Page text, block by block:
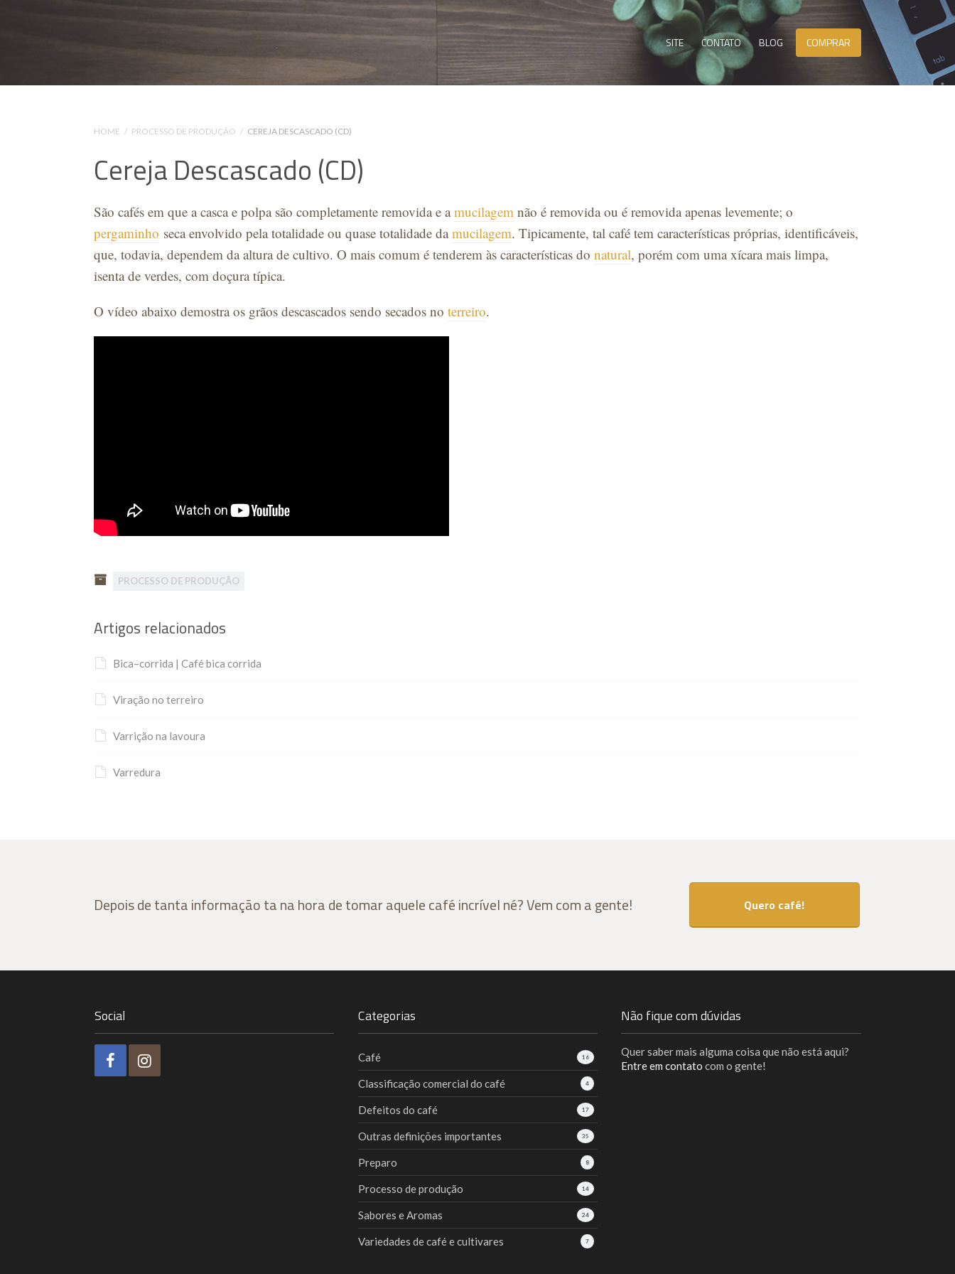
SITE CONTATO BLOG COMPRAR
HOME / PROCESSO DE PRODUÇÃO / CEREJA DESCASCADO (CD)
Cereja Descascado (CD)
São cafés em que a casca e polpa são completamente removida e amucilagem não é removida ou é removida apenas levemente; o
pergaminho seca envolvido pela totalidade ou quase totalidade damucilagem. Tipicamente, tal café tem características próprias, identificáveis,
que, todavia, dependem da altura de cultivo. O mais comum é tenderem às características do natural, porém com uma xícara mais limpa,
isenta de verdes, com doçura típica.
O vídeo abaixo demostra os grãos descascados sendo secados no terreiro.
PROCESSO DE PRODUÇÃO
Artigos relacionados
Bica–corrida | Café bica corrida
Viração no terreiro
Varrição na lavoura
Varredura
Depois de tanta informação ta na hora de tomar aquele café incrível né? Vem com a gente! Quero café!
Social Categorias
16
Café
4
Classificação comercial do café
17
Defeitos do café
35
Outras definições importantes
8
Preparo
14
Processo de produção
24
Sabores e Aromas
7
Variedades de café e cultivares
Não fique com dúvidas
Quer saber mais alguma coisa que não está aqui?
Entre em contato com o gente!